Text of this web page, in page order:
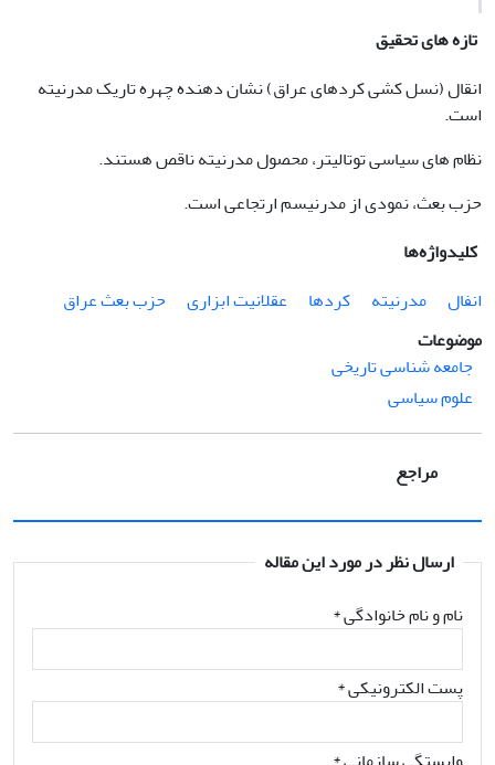
تازه های تحقیق
انقال (نسل کشی کردهای عراق) نشان دهنده چهره تاریک مدرنیته
است.
نظام های سیاسی توتالیتر،‌ محصول مدرنیته ناقص هستند.
حزب بعث،‌ نمودی از مدرنیسم ارتجاعی است.
کلیدواژه‌ها
انفال
مدرنیته کردها عقلانیت ابزاری
حزب بعث عراق
موضوعات
جامعه شناسی تاریخی
علوم سیاسی
مراجع
ارسال نظر در مورد این مقاله
نام و نام خانوادگی*
پست الکترونیکی*